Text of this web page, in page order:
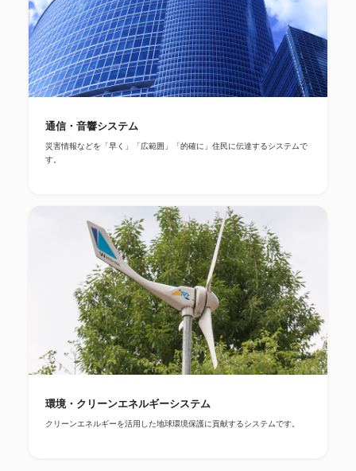
通信・音響システム
災害情報などを「早く」「広範囲」「的確に」住民に伝達するシステムで
す。
環境・クリーンエネルギーシステム
クリーンエネルギーを活用した地球環境保護に貢献するシステムです。